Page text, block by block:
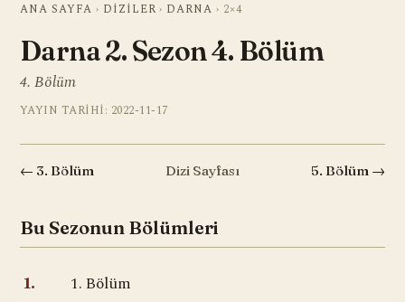
ANA SAYFA › DIZILER › DARNA › 2×4
Darna 2. Sezon 4. Bölüm
4. Bölüm
YAYIN TARIHI: 2022-11-17
← 3. Bölüm Dizi Sayfası 5. Bölüm →
Bu Sezonun Bölümleri
1. 1. Bölüm